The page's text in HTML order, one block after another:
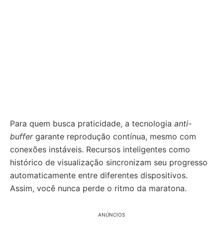
Para quem busca praticidade, a tecnologia anti-
buffergarante reprodução contínua, mesmo com
conexões instáveis. Recursos inteligentes como
histórico de visualização sincronizam seu progresso
automaticamente entre diferentes dispositivos.
Assim, você nunca perde o ritmo da maratona.
ANÚNCIOS